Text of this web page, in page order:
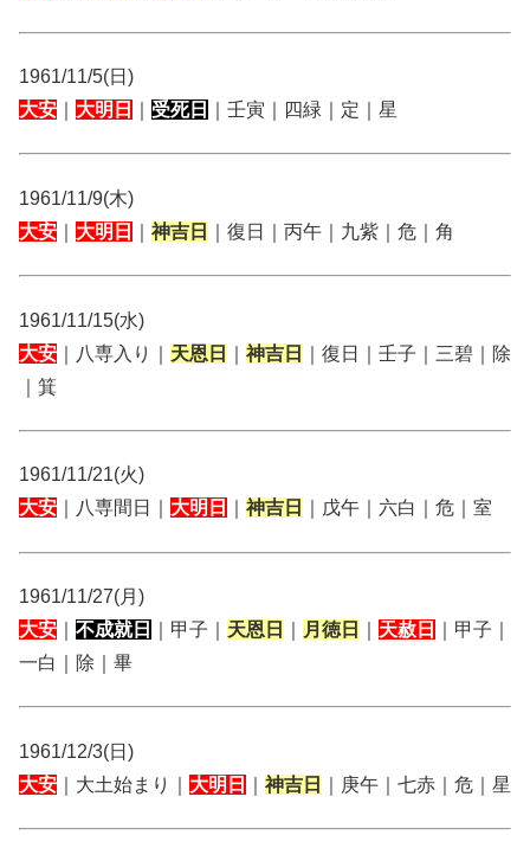
1961/11/5(日)
大安
大明日 受死日 ｜壬寅｜四緑｜定｜星
1961/11/9(木)
大安
大明日 神吉日 ｜復日｜丙午｜九紫｜危｜角
1961/11/15(水)
大安 ｜八専入り｜ 天恩日 神吉日
｜復日｜壬子｜三碧｜除
｜箕
1961/11/21(火)
大安 ｜八専間日｜ 大明日 神吉日 ｜戊午｜六白｜危｜室
1961/11/27(月)
大安
不成就日 ｜甲子｜ 天恩日 月徳日 天赦日
｜甲子｜
一白｜除｜畢
1961/12/3(日)
大安 ｜大土始まり｜ 大明日 神吉日 ｜庚午｜七赤｜危｜星